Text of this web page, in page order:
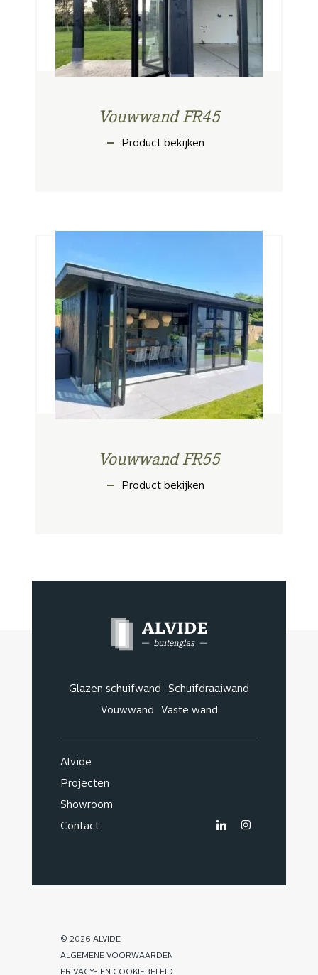
Vouwwand FR45
Product bekijken
Vouwwand FR55
Product bekijken
Glazen schuifwand
Schuifdraaiwand
Vouwwand
Vaste wand
Alvide
Projecten
Showroom
Contact
© 2026 ALVIDE
ALGEMENE VOORWAARDEN
PRIVACY- EN COOKIEBELEID